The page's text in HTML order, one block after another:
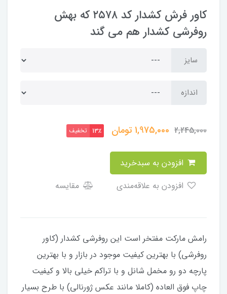
کاور فرش کشدار کد ۲۵۷۸ که بهش
روفرشی کشدار هم می گند
سایز
اندازه
2,245,000
1,975,000تومان 13٪ تخفیف
مقایسه
رامش مارکت مفتخر است این روفرشی کشدار (کاور
روفرشی) با بهترین کیفیت موجود در بازار و با بهترین
پارچه دو رو مخمل شانل و با تراکم خیلی بالا و کیفیت
چاپ فوق العاده (کاملا مانند عکس ژورنالی) با طرح بسیار